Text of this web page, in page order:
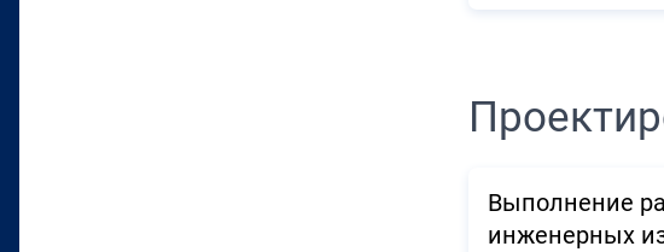
Выполнение
инженерных